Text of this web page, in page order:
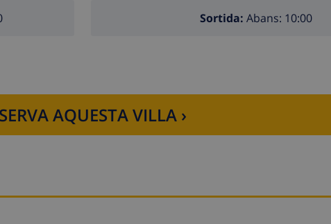
Sortida: Abans: 10:00
AQUESTA VILLA ›